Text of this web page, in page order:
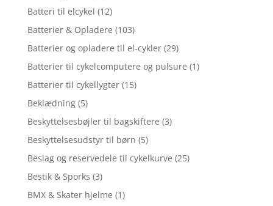
Batteri til elcykel (12)
Batterier & Opladere (103)
Batterier og opladere til el-cykler (29)
Batterier til cykelcomputere og pulsure (1)
Batterier til cykellygter (15)
Beklædning (5)
Beskyttelsesbøjler til bagskiftere (3)
Beskyttelsesudstyr til børn (5)
Beslag og reservedele til cykelkurve (25)
Bestik & Sporks (3)
BMX & Skater hjelme (1)